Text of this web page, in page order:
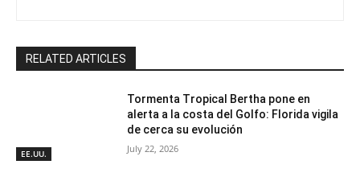
RELATED ARTICLES
EE.UU.
Tormenta Tropical Bertha pone en
alerta a la costa del Golfo: Florida vigila
de cerca su evolución
July 22, 2026